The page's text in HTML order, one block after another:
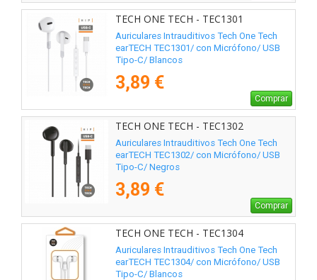
TECH ONE TECH - TEC1301
Auriculares Intrauditivos Tech One Tech
earTECH TEC1301/ con Micrófono/ USB
Tipo-C/ Blancos
3,89 €
Comprar
TECH ONE TECH - TEC1302
Auriculares Intrauditivos Tech One Tech
earTECH TEC1302/ con Micrófono/ USB
Tipo-C/ Negros
3,89 €
Comprar
TECH ONE TECH - TEC1304
Auriculares Intrauditivos Tech One Tech
earTECH TEC1304/ con Micrófono/ USB
Tipo-C/ Blancos